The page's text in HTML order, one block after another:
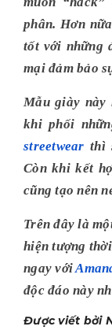
phân. Hơn
tốt với những
mại đảm bảo
Mẫu giày
khi phối
streetwear thì
Còn khi kết
cũng tạo nên
Trên đây là
hiện tượng
ngay với
độc đáo này
Được viết bởi